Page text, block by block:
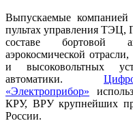
Выпускаемые
пультах управления ТЭЦ,
составе бортовой
аэрокосмической
и высоковольтных
автоматики.
«Электроприбор»
КРУ, ВРУ крупнейших
России.